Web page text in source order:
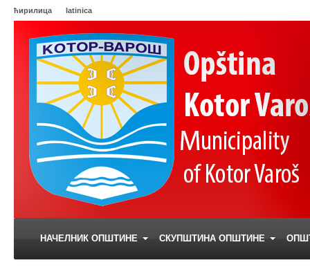
ћирилица latinica
НАЧЕЛНИК ОПШТИНЕ СКУПШТИНА ОПШТИНЕ